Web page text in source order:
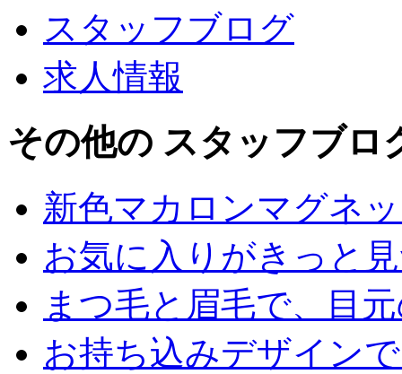
スタッフブログ
求人情報
その他の スタッフブロ
新色マカロンマグネ
お気に入りがきっと
まつ毛と眉毛で、目
お持ち込みデザイン